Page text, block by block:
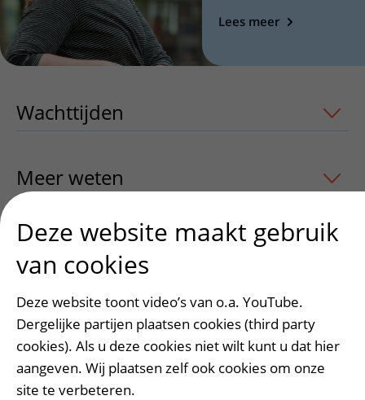
Lees meer
Wachttijden uitklapper, klik om te
Meer weten uitklapper, klik om te
Heeft deze informatie u geholpen?
Ja
Nee
Deze website maakt gebruik
van cookies
Deze website toont video’s van o.a. YouTube.
Dergelijke partijen plaatsen cookies (third party
cookies). Als u deze cookies niet wilt kunt u dat hier
aangeven. Wij plaatsen zelf ook cookies om onze
site te verbeteren.